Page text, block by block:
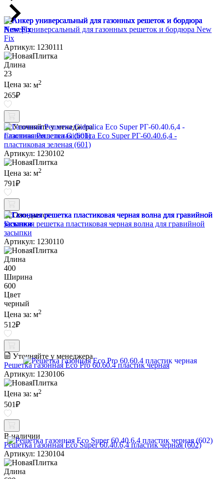
Анкер универсальный для газонных решеток и бордюра New
Fix
Артикул: 1230111
Длина
23
Цена за: м2
265₽
Уточняйте у менеджера
Газонная Решетка Gidrolica Eco Super РГ-60.40.6,4 -
пластиковая зеленая (601)
Артикул: 1230102
Цена за: м2
791₽
Ожидается
Газонная решетка пластиковая черная волна для гравийной
засыпки
Артикул: 1230110
Длина
400
Ширина
600
Цвет
черный
Цена за: м2
512₽
Уточняйте у менеджера
Решетка газонная Eco Pro 60.60.4 пластик черная
Артикул: 1230106
Цена за: м2
501₽
В наличии
Решетка газонная Eco Super 60.40.6,4 пластик черная (602)
Артикул: 1230104
Длина